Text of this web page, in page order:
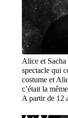
Alice et
spectacle qui
costume et
c’était la
A partir de 12